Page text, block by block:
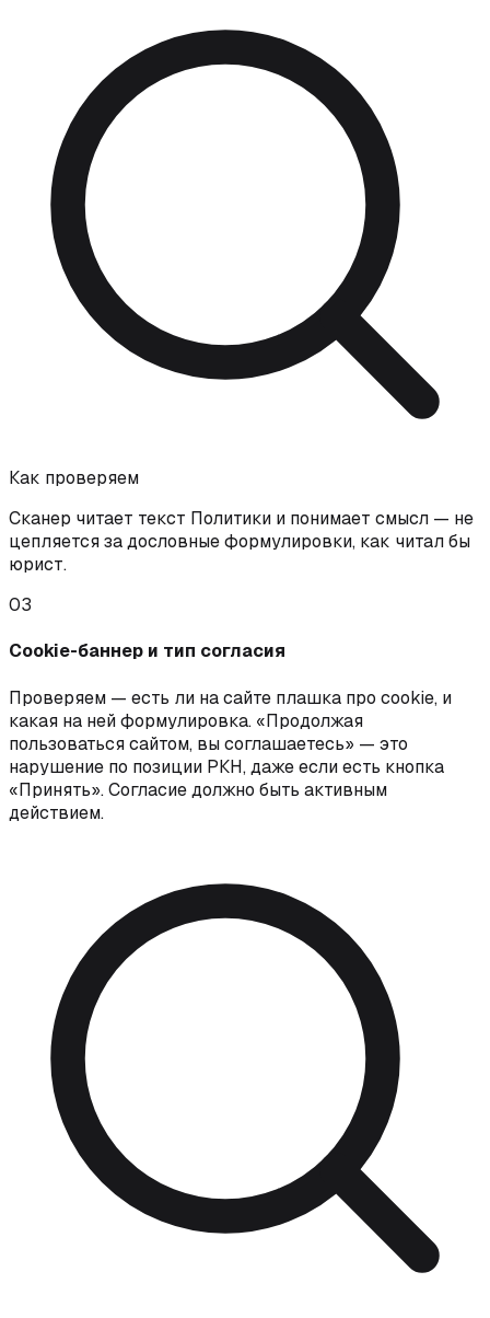
Как проверяем
Сканер читает текст Политики и понимает смысл — не
цепляется за дословные формулировки, как читал бы
юрист.
03
Cookie-баннер и тип согласия
Проверяем — есть ли на сайте плашка про cookie, и
какая на ней формулировка. «Продолжая
пользоваться сайтом, вы соглашаетесь» — это
нарушение по позиции РКН, даже если есть кнопка
«Принять». Согласие должно быть активным
действием.